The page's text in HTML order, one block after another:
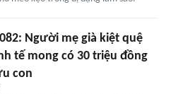
Người mẹ già kiệt quệ
tế mong có 30 triệu đồng
con